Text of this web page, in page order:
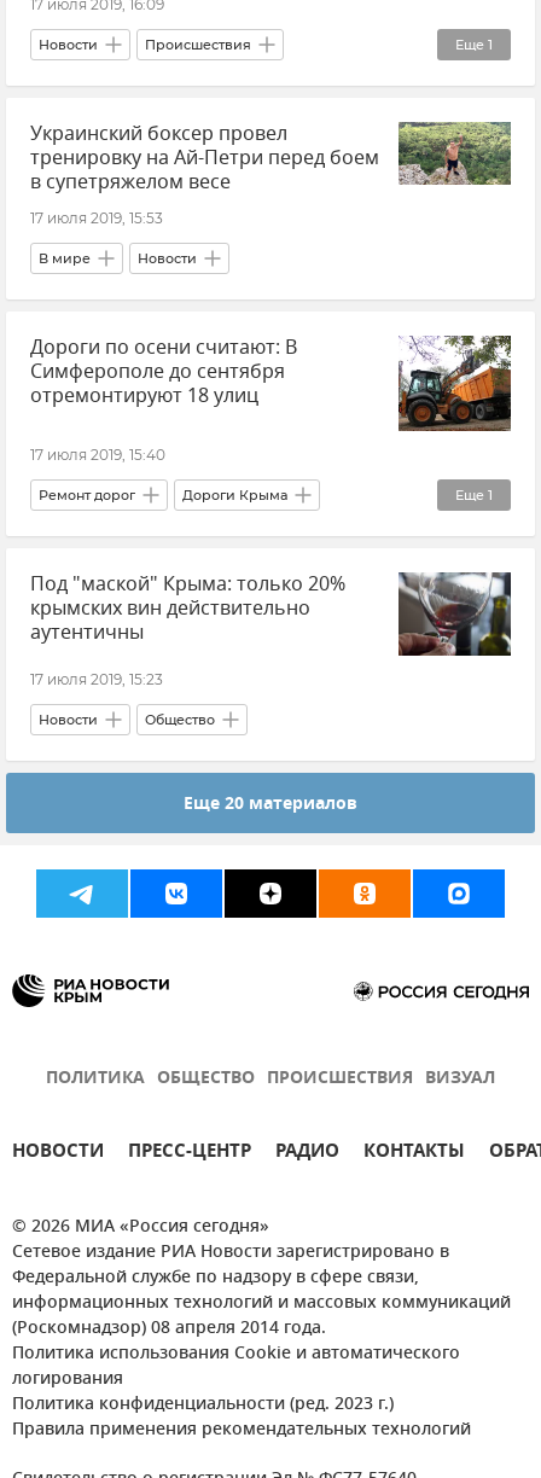
17 июля 2019, 16:09
Еще 1
Новости Происшествия
Массовое отравление в лагере "Лучистый"
Украинский боксер провел
тренировку на Ай-Петри перед боем
в супетряжелом весе
17 июля 2019, 15:53
В мире Новости
Дороги по осени считают: В
Симферополе до сентября
отремонтируют 18 улиц
17 июля 2019, 15:40
Еще 1
Ремонт дорог Дороги Крыма
Городская среда
Под "маской" Крыма: только 20%
крымских вин действительно
аутентичны
17 июля 2019, 15:23
Новости Общество
Еще 20 материалов
ПОЛИТИКА ОБЩЕСТВО ПРОИСШЕСТВИЯ ВИЗУАЛ
НОВОСТИ ПРЕСС-ЦЕНТР РАДИО КОНТАКТЫ
© 2026 МИА «Россия сегодня»
Сетевое издание РИА Новости зарегистрировано в
Федеральной службе по надзору в сфере связи,
информационных технологий и массовых коммуникаций
(Роскомнадзор) 08 апреля 2014 года.
Политика использования Cookie и автоматического
логирования
Политика конфиденциальности (ред. 2023 г.)
Правила применения рекомендательных технологий